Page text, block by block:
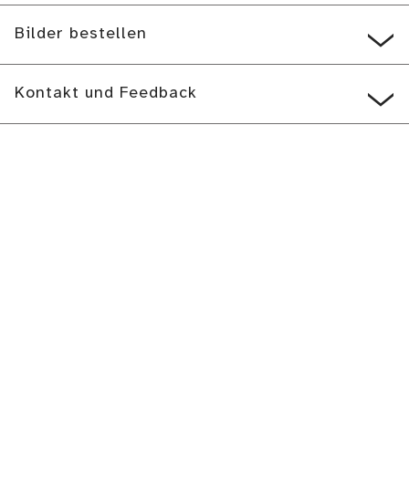
Bilder bestellen
Kontakt und Feedback